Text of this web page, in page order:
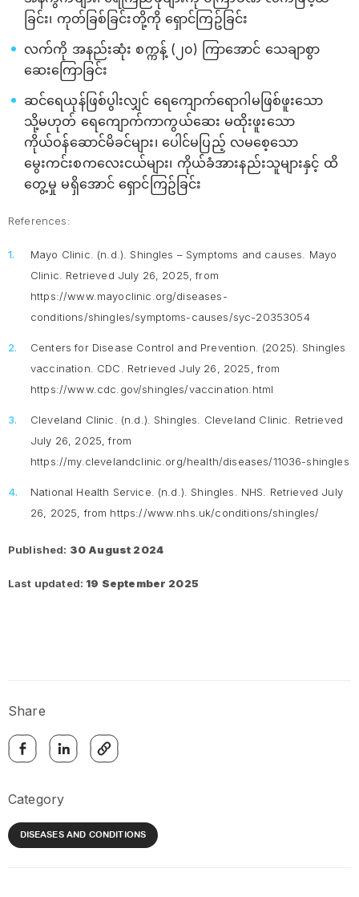
ခြင်း၊ ကုတ်ခြစ်ခြင်းတို့ကို ရှောင်ကြဥ်ခြင်း
လက်ကို အနည်းဆုံး စက္ကန့် (၂၀) ကြာအောင် သေချာစွာ
ဆေးကြောခြင်း
ဆင်ရေယုန်ဖြစ်ပွါးလျှင် ‌ရေကျောက်ရောဂါမဖြစ်ဖူးသော
သို့မဟုတ် ရေကျောက်ကာကွယ်ဆေး မထိုးဖူးသော
ကိုယ်ဝန်ဆောင်မိခင်များ၊ ပေါင်မပြည့် လမစေ့သော
မွေးကင်းစကလေးငယ်များ၊ ကိုယ်ခံအားနည်းသူများနှင့် ထိ
တွေ့မှု မရှိအောင် ရှောင်ကြဥ်ခြင်း
References:
Mayo Clinic. (n.d.). Shingles – Symptoms and causes.
Mayo
Clinic. Retrieved July 26, 2025, from
https://www.mayoclinic.org/diseases-
conditions/shingles/symptoms-causes/syc-20353054
Centers for Disease Control and Prevention. (2025). Shingles
vaccination.
CDC. Retrieved July 26, 2025, from
https://www.cdc.gov/shingles/vaccination.html
Cleveland Clinic. (n.d.). Shingles . Cleveland Clinic. Retrieved
July 26, 2025, from
https://my.clevelandclinic.org/health/diseases/11036-shingles
National Health Service. (n.d.). Shingles . NHS. Retrieved July
26, 2025, from https://www.nhs.uk/conditions/shingles/
Published: 30 August 2024
Last updated: 19 September 2025
Share
Category
DISEASES AND CONDITIONS